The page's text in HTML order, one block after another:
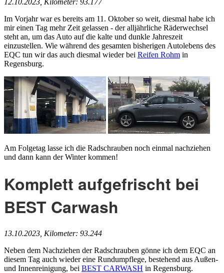
Im Vorjahr war es bereits am 11. Oktober so weit, diesmal habe ich
mir einen Tag mehr Zeit gelassen - der alljährliche Räderwechsel
steht an, um das Auto auf die kalte und dunkle Jahreszeit
einzustellen. Wie während des gesamten bisherigen Autolebens des
EQC tun wir das auch diesmal wieder bei Reifen Rohm in
Regensburg.
Am Folgetag lasse ich die Radschrauben noch einmal nachziehen
und dann kann der Winter kommen!
Komplett aufgefrischt bei
BEST Carwash
13.10.2023, Kilometer: 93.244
Neben dem Nachziehen der Radschrauben gönne ich dem EQC an
diesem Tag auch wieder eine Rundumpflege, bestehend aus Außen-
und Innenreinigung, bei BEST CARWASH in Regensburg.